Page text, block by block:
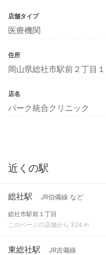
店舗タイプ
医療機関
住所
岡山県総社市駅前２丁目１
店名
パーク統合クリニック
近くの駅
総社駅 JR伯備線 など
総社市駅前１丁目
このページの店舗から 324 m
東総社駅 JR吉備線